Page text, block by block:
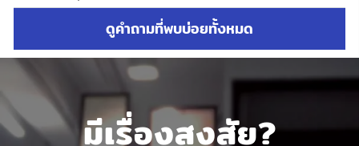
ดูคำถามที่พบบ่อยทั้งหมด
มีเรื่องสงสัย?